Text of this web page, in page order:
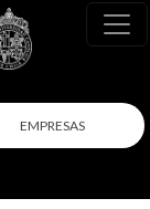
EMPRESAS